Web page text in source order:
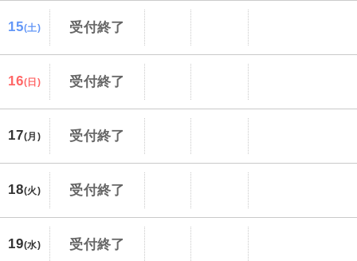
15(土) 受付終了
16(日) 受付終了
17(月) 受付終了
18(火) 受付終了
19(水) 受付終了